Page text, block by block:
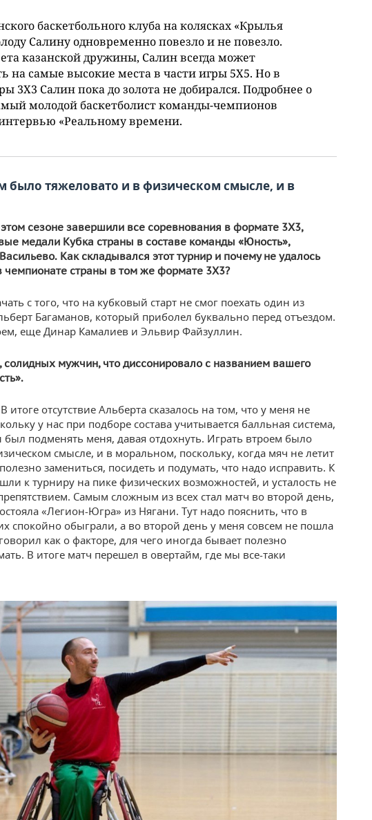
баскетбольного клуба на колясках «Крылья
Салину одновременно повезло и не повезло.
казанской дружины, Салин всегда может
на самые высокие места в части игры 5Х5. Но в
3Х3 Салин пока до золота не добирался. Подробнее о
молодой баскетболист команды-чемпионов
«Реальному времени.
было тяжеловато и в физическом смысле, и в
сезоне завершили все соревнования в формате 3Х3,
медали Кубка страны в составе команды «Юность»,
Как складывался этот турнир и почему не удалось
чемпионате страны в том же формате 3Х3?
с того, что на кубковый старт не смог поехать один из
Багаманов, который приболел буквально перед отъездом.
еще Динар Камалиев и Эльвир Файзуллин.
мужчин, что диссонировало с названием вашего
отсутствие Альберта сказалось на том, что у меня не
у нас при подборе состава учитывается балльная система,
подменять меня, давая отдохнуть. Играть втроем было
смысле, и в моральном, поскольку, когда мяч не летит
замениться, посидеть и подумать, что надо исправить. К
к турниру на пике физических возможностей, и усталость не
Самым сложным из всех стал матч во второй день,
«Легион-Югра» из Нягани. Тут надо пояснить, что в
спокойно обыграли, а во второй день у меня совсем не пошла
как о факторе, для чего иногда бывает полезно
В итоге матч перешел в овертайм, где мы все-таки